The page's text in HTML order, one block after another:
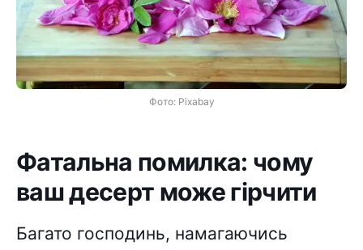
Фото: Pixabay
Фатальна помилка: чому
ваш десерт може гірчити
Багато господинь, намагаючись